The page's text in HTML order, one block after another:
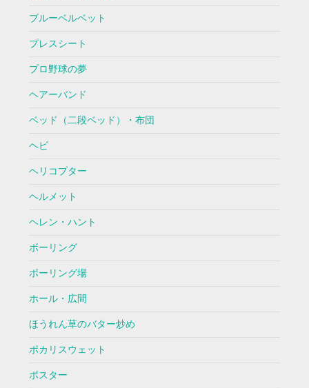
ブルーベルベット
プレスシート
プロ野球の夢
ヘアーバンド
ベッド（二段ベッド）・布団
ヘビ
ヘリコプター
ヘルメット
ヘレン・ハント
ボーリング
ボーリング場
ホール・広間
ほうれん草のバター炒め
ポカリスウェット
ポスター